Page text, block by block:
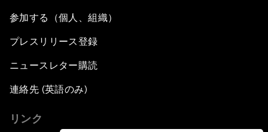
参加する（個人、組織）
プレスリリース登録
ニュースレター購読
連絡先 (英語のみ)
リンク